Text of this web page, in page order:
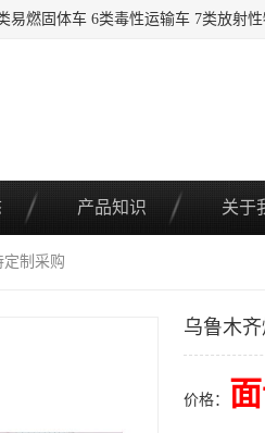
产品知识 关于
制采购
乌鲁木
价格：